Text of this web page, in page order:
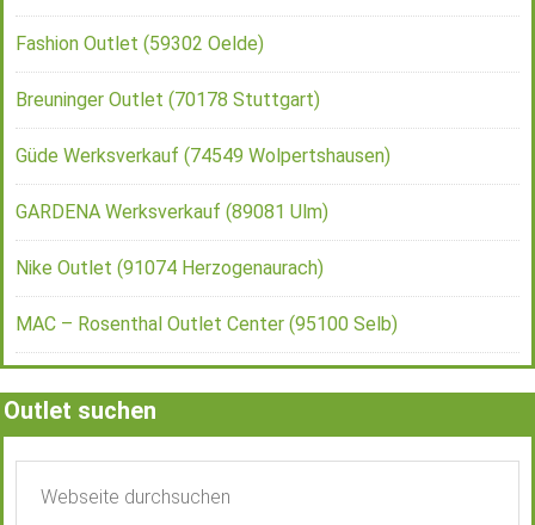
Fashion Outlet (59302 Oelde)
Breuninger Outlet (70178 Stuttgart)
Güde Werksverkauf (74549 Wolpertshausen)
GARDENA Werksverkauf (89081 Ulm)
Nike Outlet (91074 Herzogenaurach)
MAC – Rosenthal Outlet Center (95100 Selb)
Outlet suchen